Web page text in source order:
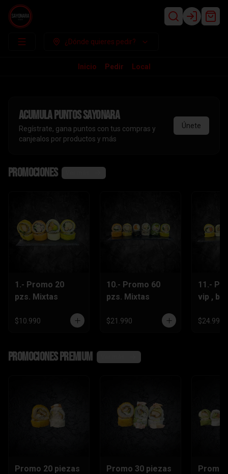
Login
¿Dónde quieres pedir?
Inicio Pedir Local
Acumulapuntos sayonara
Regístrate, gana puntos con tus compras y
canjealos por productos y más
Únete
Promociones
1.- Promo 20
pzs. Mixtas
$10.990
10.- Promo 60
pzs. Mixtas
$21.990
11.-
vip ,
$24.990
Promociones Premium
Promo 20 piezas
Promo 30 piezas
Promo